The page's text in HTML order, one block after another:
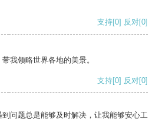
支持[0] 反对[0]
我领略世界各地的美景。
支持[0] 反对[0]
问题总是能够及时解决，让我能够安心工